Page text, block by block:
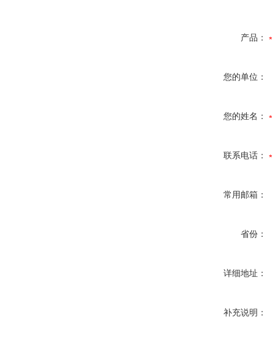
产品：
您的单位：
您的姓名：
联系电话：
常用邮箱：
省份：
详细地址：
补充说明：